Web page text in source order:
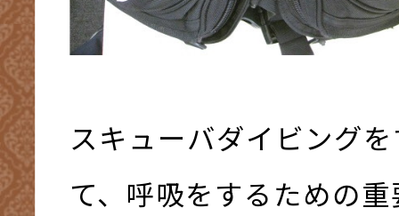
スキューバダイビング
て、呼吸をするための